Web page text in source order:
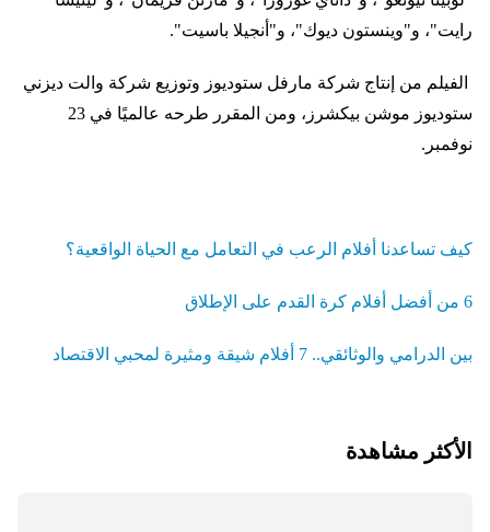
رايت"، و"وينستون ديوك"، و"أنجيلا باسيت".
الفيلم من إنتاج شركة مارفل ستوديوز وتوزيع شركة والت ديزني
ستوديوز موشن بيكشرز، ومن المقرر طرحه عالميًا في 23
نوفمبر.
كيف تساعدنا أفلام الرعب في التعامل مع الحياة الواقعية؟
6 من أفضل أفلام كرة القدم على الإطلاق
بين الدرامي والوثائقي.. 7 أفلام شيقة ومثيرة لمحبي الاقتصاد
الأكثر مشاهدة